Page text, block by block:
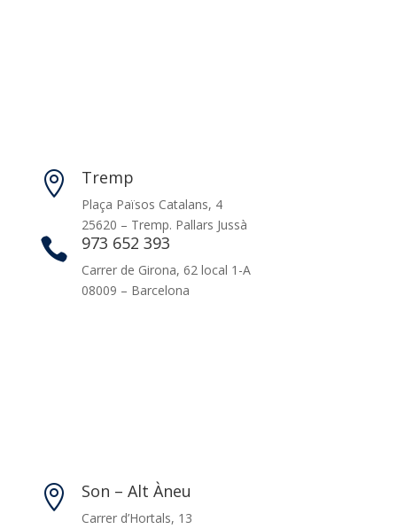
 Tremp
Plaça Països Catalans, 4
25620 – Tremp. Pallars Jussà
 973 652 393
Carrer de Girona, 62 local 1-A
08009 – Barcelona
 Son – Alt Àneu
Carrer d’Hortals, 13